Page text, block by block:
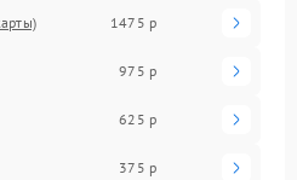
1475 р
975 р
625 р
375 р